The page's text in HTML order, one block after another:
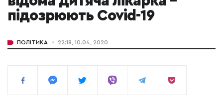
підозрюють Covid-19
ПОЛІТИКА 22:18, 10.04, 2020